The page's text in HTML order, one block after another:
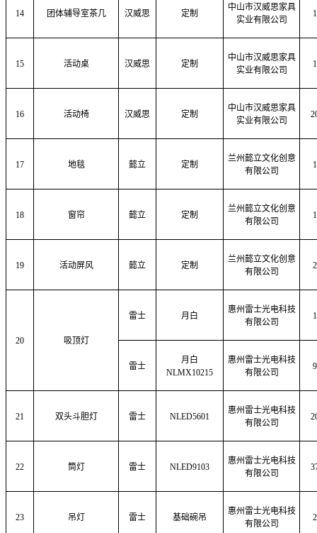
14 团体辅导室茶几 汉威思 定制
中山市汉威思家具
实业有限公司
1
15 活动桌 汉威思 定制
中山市汉威思家具
实业有限公司
1
16 活动椅 汉威思 定制
中山市汉威思家具
实业有限公司
17 地毯 懿立 定制
兰州懿立文化创意
有限公司
1
18 窗帘 懿立 定制
兰州懿立文化创意
有限公司
1
19 活动屏风 懿立 定制
兰州懿立文化创意
有限公司
2
20 吸顶灯
雷士 月白
惠州雷士光电科技
有限公司
1
雷士
月白
NLMX10215
惠州雷士光电科技
有限公司
9
21 双头斗胆灯 雷士 NLED5601
惠州雷士光电科技
有限公司
22 筒灯 雷士 NLED9103
惠州雷士光电科技
有限公司
23 吊灯 雷士 基础碗吊
惠州雷士光电科技
有限公司
2